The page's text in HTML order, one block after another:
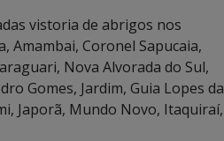
vistoria de abrigos nos
Amambai, Coronel Sapucaia,
Nova Alvorada do Sul,
Gomes, Jardim, Guia Lopes da
Japorã, Mundo Novo, Itaquiraí,